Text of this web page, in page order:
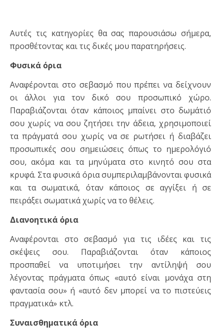
Αυτές τις κατηγορίες θα σας παρουσιάσω σήμερα,
προσθέτοντας και τις δικές μου παρατηρήσεις.
Φυσικά όρια
Αναφέρονται στο σεβασμό που πρέπει να δείχνουν
οι άλλοι για τον δικό σου προσωπικό χώρο.
Παραβιάζονται όταν κάποιος μπαίνει στο δωμάτιό
σου χωρίς να σου ζητήσει την άδεια, χρησιμοποιεί
τα πράγματά σου χωρίς να σε ρωτήσει ή διαβάζει
προσωπικές σου σημειώσεις όπως το ημερολόγιό
σου, ακόμα και τα μηνύματα στο κινητό σου στα
κρυφά. Στα φυσικά όρια συμπεριλαμβάνονται φυσικά
και τα σωματικά, όταν κάποιος σε αγγίξει ή σε
πειράξει σωματικά χωρίς να το θέλεις.
Διανοητικά όρια
Αναφέρονται στο σεβασμό για τις ιδέες και τις
σκέψεις σου. Παραβιάζονται όταν κάποιος
προσπαθεί να υποτιμήσει την αντίληψή σου
λέγοντας πράγματα όπως «αυτό είναι μονάχα στη
φαντασία σου» ή «αυτό δεν μπορεί να το πιστεύεις
πραγματικά» κτλ.
Συναισθηματικά όρια